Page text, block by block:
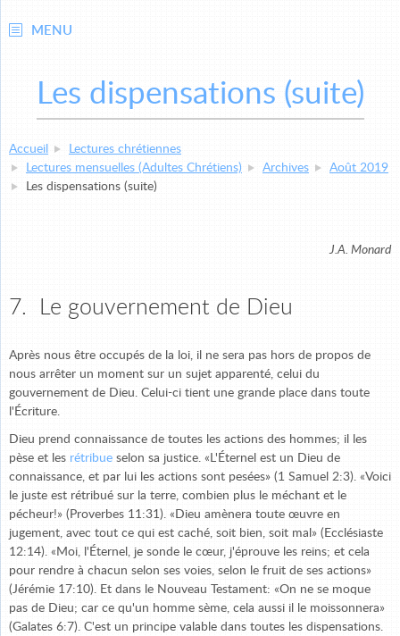
MENU
Les dispensations (suite)
Accueil
Lectures chrétiennes
Lectures mensuelles (Adultes Chrétiens)
Archives
Août 2019
Les dispensations (suite)
J.A. Monard
7. Le gouvernement de Dieu
Après nous être occupés de la loi, il ne sera pas hors de propos de
nous arrêter un moment sur un sujet apparenté, celui du
gouvernement de Dieu. Celui-ci tient une grande place dans toute
l'Écriture.
Dieu prend connaissance de toutes les actions des hommes; il les
pèse et les rétribue selon sa justice. «L'Éternel est un Dieu de
connaissance, et par lui les actions sont pesées» (1 Samuel 2:3). «Voici
le juste est rétribué sur la terre, combien plus le méchant et le
pécheur!» (Proverbes 11:31). «Dieu amènera toute œuvre en
jugement, avec tout ce qui est caché, soit bien, soit mal» (Ecclésiaste
12:14). «Moi, l'Éternel, je sonde le cœur, j'éprouve les reins; et cela
pour rendre à chacun selon ses voies, selon le fruit de ses actions»
(Jérémie 17:10). Et dans le Nouveau Testament: «On ne se moque
pas de Dieu; car ce qu'un homme sème, cela aussi il le moissonnera»
(Galates 6:7). C'est un principe valable dans toutes les dispensations.